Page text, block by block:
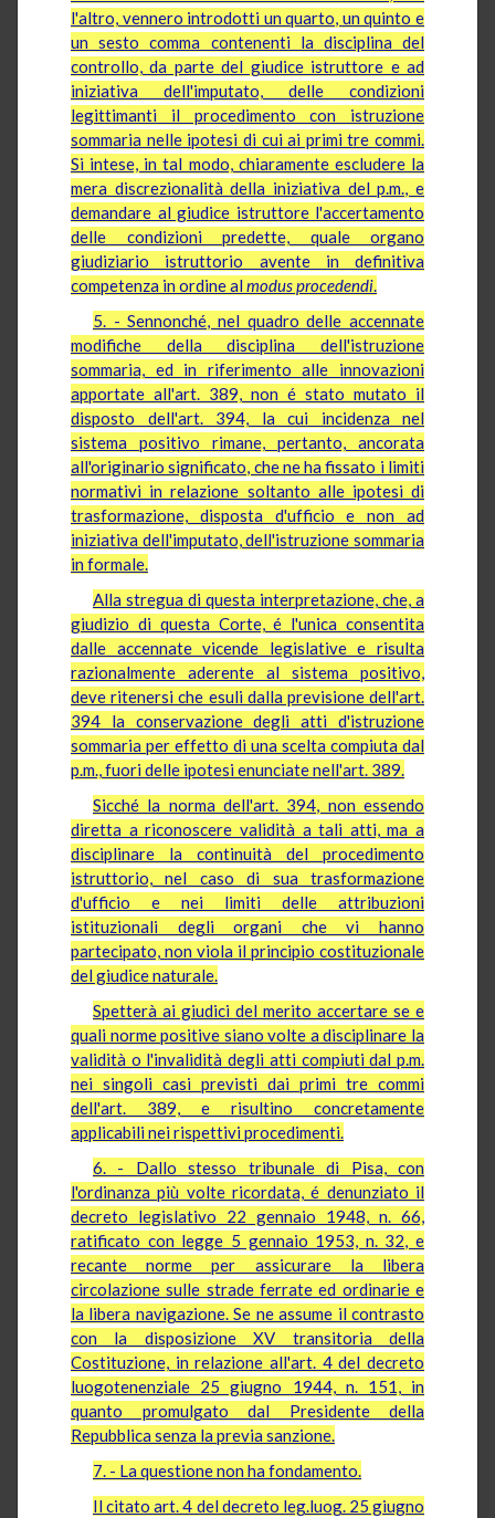
l'altro, vennero introdotti un quarto, un quinto e
un sesto comma contenenti la disciplina del
controllo, da parte del giudice istruttore e ad
iniziativa dell'imputato, delle condizioni
legittimanti il procedimento con istruzione
sommaria nelle ipotesi di cui ai primi tre commi.
Si intese, in tal modo, chiaramente escludere la
mera discrezionalità della iniziativa del p.m., e
demandare al giudice istruttore l'accertamento
delle condizioni predette, quale organo
giudiziario istruttorio avente in definitiva
competenza in ordine al modus procedendi.
5. - Sennonché, nel quadro delle accennate
modifiche della disciplina dell'istruzione
sommaria, ed in riferimento alle innovazioni
apportate all'art. 389, non é stato mutato il
disposto dell'art. 394, la cui incidenza nel
sistema positivo rimane, pertanto, ancorata
all'originario significato, che ne ha fissato i limiti
normativi in relazione soltanto alle ipotesi di
trasformazione, disposta d'ufficio e non ad
iniziativa dell'imputato, dell'istruzione sommaria
in formale.
Alla stregua di questa interpretazione, che, a
giudizio di questa Corte, é l'unica consentita
dalle accennate vicende legislative e risulta
razionalmente aderente al sistema positivo,
deve ritenersi che esuli dalla previsione dell'art.
394 la conservazione degli atti d'istruzione
sommaria per effetto di una scelta compiuta dal
p.m., fuori delle ipotesi enunciate nell'art. 389.
Sicché la norma dell'art. 394, non essendo
diretta a riconoscere validità a tali atti, ma a
disciplinare la continuità del procedimento
istruttorio, nel caso di sua trasformazione
d'ufficio e nei limiti delle attribuzioni
istituzionali degli organi che vi hanno
partecipato, non viola il principio costituzionale
del giudice naturale.
Spetterà ai giudici del merito accertare se e
quali norme positive siano volte a disciplinare la
validità o l'invalidità degli atti compiuti dal p.m.
nei singoli casi previsti dai primi tre commi
dell'art. 389, e risultino concretamente
applicabili nei rispettivi procedimenti.
6. - Dallo stesso tribunale di Pisa, con
l'ordinanza più volte ricordata, é denunziato il
decreto legislativo 22 gennaio 1948, n. 66,
ratificato con legge 5 gennaio 1953, n. 32, e
recante norme per assicurare la libera
circolazione sulle strade ferrate ed ordinarie e
la libera navigazione. Se ne assume il contrasto
con la disposizione XV transitoria della
Costituzione, in relazione all'art. 4 del decreto
luogotenenziale 25 giugno 1944, n. 151, in
quanto promulgato dal Presidente della
Repubblica senza la previa sanzione.
7. - La questione non ha fondamento.
Il citato art. 4 del decreto leg.luog. 25 giugno